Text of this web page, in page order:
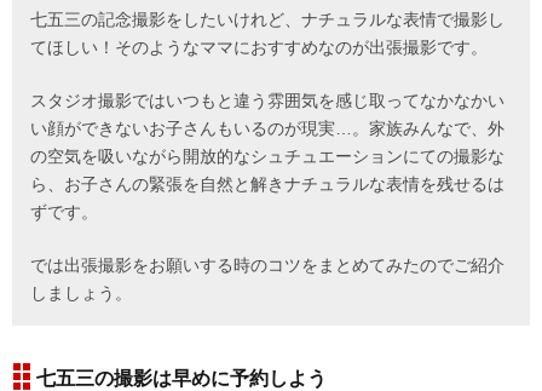
七五三の記念撮影をしたいけれど、ナチュラルな表情で撮影し
てほしい！そのようなママにおすすめなのが出張撮影です。
スタジオ撮影ではいつもと違う雰囲気を感じ取ってなかなかい
い顔ができないお子さんもいるのが現実…。家族みんなで、外
の空気を吸いながら開放的なシュチュエーションにての撮影な
ら、お子さんの緊張を自然と解きナチュラルな表情を残せるは
ずです。
では出張撮影をお願いする時のコツをまとめてみたのでご紹介
しましょう。
七五三の撮影は早めに予約しよう